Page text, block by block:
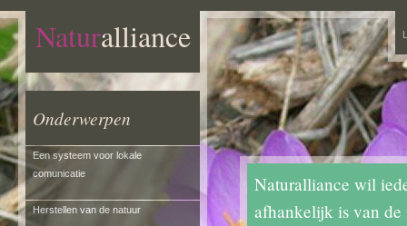
Naturalliance
Onderwerpen
Een systeem voor lokale
comunicatie
Herstellen van de natuur
Naturalliance wil
afhankelijk is van